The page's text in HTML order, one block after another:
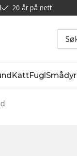
20 år på nett
KattFuglSmådyr